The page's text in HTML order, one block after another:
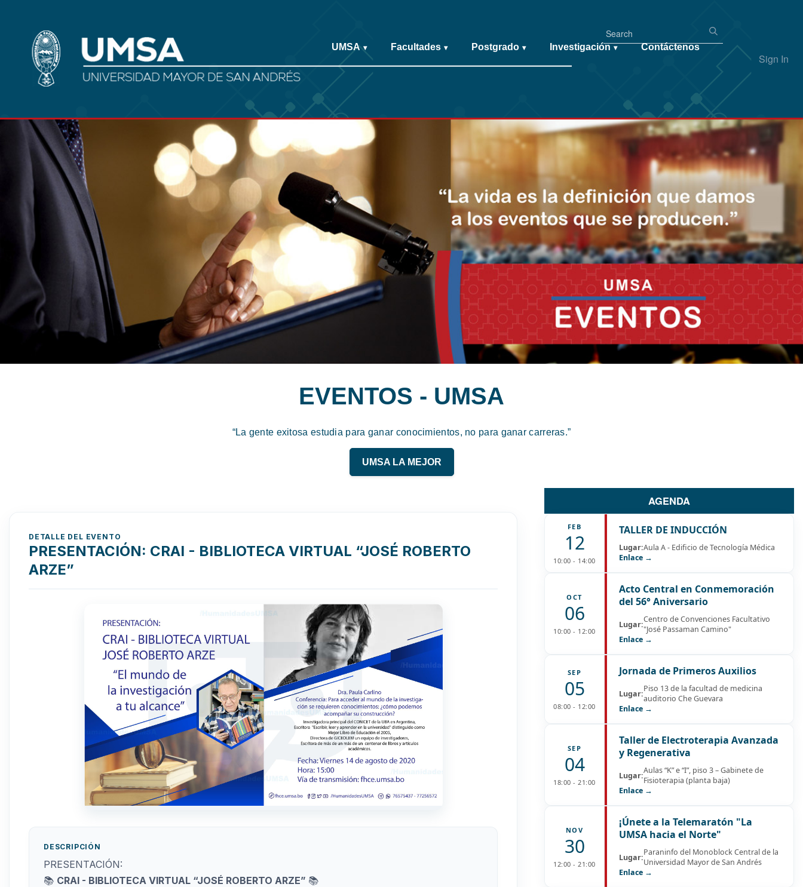
Sign In
UMSA ▾ Facultades ▾ Postgrado ▾ Investigación ▾ Contáctenos
EVENTOS - UMSA
“La gente exitosa estudia para ganar conocimientos, no para ganar carreras.”
UMSA LA MEJOR
DETALLE DEL EVENTO
PRESENTACIÓN: CRAI - BIBLIOTECA VIRTUAL “JOSÉ ROBERTO
ARZE”
DESCRIPCIÓN
PRESENTACIÓN:
📚 CRAI - BIBLIOTECA VIRTUAL “JOSÉ ROBERTO ARZE” 📚
AGENDA
FEB
12
10:00 - 14:00
TALLER DE INDUCCIÓN
Lugar:Aula A - Edificio de Tecnología Médica
Enlace →
OCT
06
10:00 - 12:00
Acto Central en Conmemoración
del 56° Aniversario
Lugar:Centro de Convenciones Facultativo
"José Passaman Camino"
Enlace →
SEP
05
08:00 - 12:00
Jornada de Primeros Auxilios
Lugar:Piso 13 de la facultad de medicina
auditorio Che Guevara
Enlace →
SEP
04
18:00 - 21:00
Taller de Electroterapia Avanzada
y Regenerativa
Lugar:Aulas “K” e “I”, piso 3 – Gabinete de
Fisioterapia (planta baja)
Enlace →
NOV
30
12:00 - 21:00
¡Únete a la Telemaratón "La
UMSA hacia el Norte"
Lugar:Paraninfo del Monoblock Central de la
Universidad Mayor de San Andrés
Enlace →